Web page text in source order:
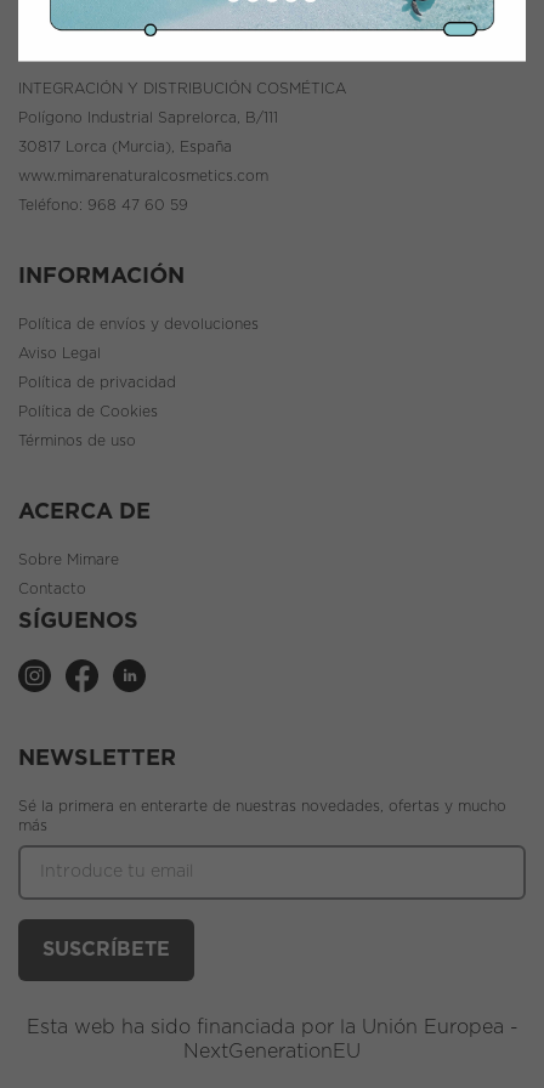
INTEGRACIÓN Y DISTRIBUCIÓN COSMÉTICA
Polígono Industrial Saprelorca, B/111
30817 Lorca (Murcia), España
www.mimarenaturalcosmetics.com
Teléfono: 968 47 60 59
INFORMACIÓN
Política de envíos y devoluciones
Aviso Legal
Política de privacidad
Política de Cookies
Términos de uso
ACERCA DE
Sobre Mimare
Contacto
SÍGUENOS
NEWSLETTER
Sé la primera en enterarte de nuestras novedades, ofertas y mucho
más
Esta web ha sido financiada por la Unión Europea -
NextGenerationEU